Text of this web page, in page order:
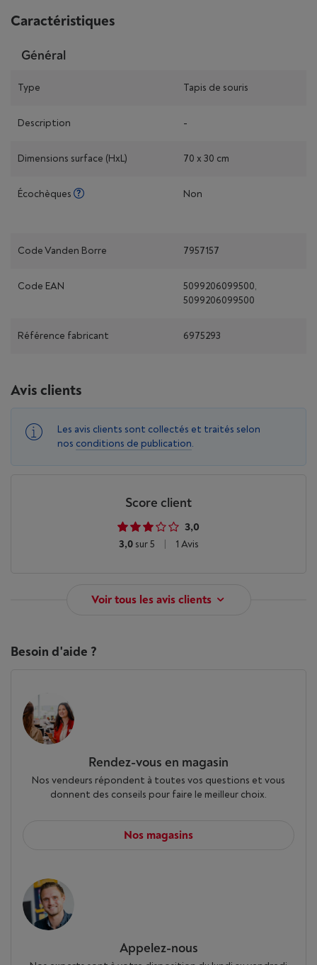
Caractéristiques
Général
Type Tapis de souris
Description -
Dimensions surface (HxL) 70 x 30 cm
Écochèques Non
Code Vanden Borre 7957157
Code EAN
5099206099500,
5099206099500
Référence fabricant 6975293
Avis clients
Les avis clients sont collectés et traités selon
nos conditions de publication.
Score client
3,0
3,0sur 5 1 Avis
Voir tous les avis clients
Besoin d'aide ?
Rendez-vous en magasin
Nos vendeurs répondent à toutes vos questions et vous
donnent des conseils pour faire le meilleur choix.
Nos magasins
Appelez-nous